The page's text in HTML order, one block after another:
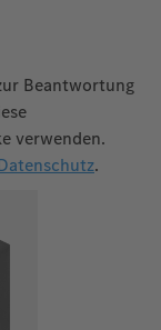
Beantwortung
verwenden.
.